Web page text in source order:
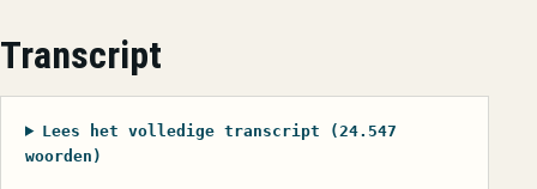
Transcript
Lees het volledige transcript (24.547
woorden)